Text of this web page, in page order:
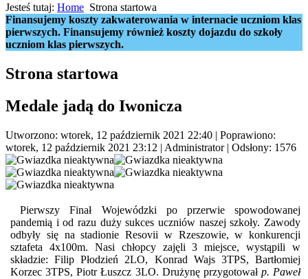
Jesteś tutaj: Home Strona startowa
Finansujemy koszty zakwaterowania w internacie uczniom klas
pierwszych. Finansujemy również koszty dojazdu do szkoły
uczniom klas pierwszych.
Strona startowa
Medale jadą do Iwonicza
Utworzono: wtorek, 12 październik 2021 22:40 | Poprawiono:
wtorek, 12 październik 2021 23:12 | Administrator| Odsłony: 1576
Pierwszy Finał Wojewódzki po przerwie spowodowanej
pandemią i od razu duży sukces uczniów naszej szkoły. Zawody
odbyły się na stadionie Resovii w Rzeszowie, w konkurencji
sztafeta 4x100m. Nasi chłopcy zajęli 3 miejsce, wystąpili w
składzie: Filip Płodzień 2LO, Konrad Wajs 3TPS, Bartłomiej
Korzec 3TPS, Piotr Łuszcz 3LO. Drużynę przygotował p. Paweł